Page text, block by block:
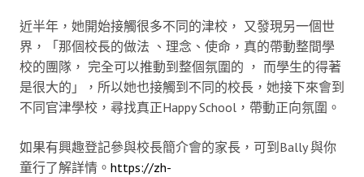
近半年，她開始接觸很多不同的津校， 又發現另一個世
界，「那個校長的做法 、理念、使命，真的帶動整間學
校的團隊， 完全可以推動到整個氛圍的 ， 而學生的得著
是很大的」，所以她也接觸到不同的校長，她接下來會到
不同官津學校，尋找真正Happy School，帶動正向氛圍。
如果有興趣登記參與校長簡介會的家長，可到Bally 與你
童行了解詳情。 https://zh-